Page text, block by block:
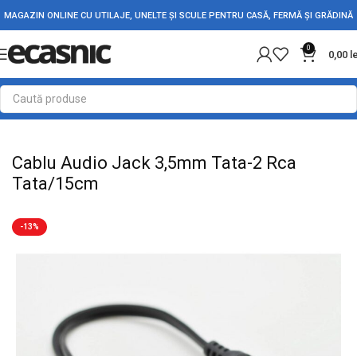
MAGAZIN ONLINE CU UTILAJE, UNELTE ȘI SCULE PENTRU CASĂ, FERMĂ ȘI GRĂDINĂ
0
0,00
Prima pagină Electrice Cabluri Audio – Video
Cablu Audio Jack 3,5mm Tata-2 Rca
Tata/15cm
-13%